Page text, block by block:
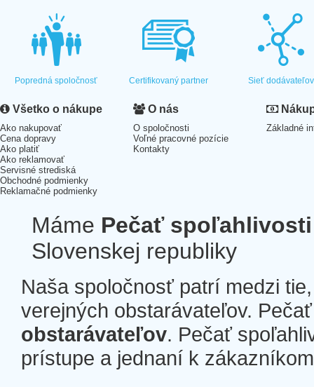
Popredná spoločnosť Certifikovaný partner Sieť dodávateľov
Všetko o nákupe
Ako nakupovať
Cena dopravy
Ako platiť
Ako reklamovať
Servisné strediská
Obchodné podmienky
Reklamačné podmienky
O nás
O spoločnosti
Voľné pracovné pozície
Kontakty
Základné
Máme Pečať spoľahlivosti
Slovenskej republiky
Naša spoločnosť patrí medzi
verejných obstarávateľov.
obstarávateľov. Pečať
prístupe a jednaní k